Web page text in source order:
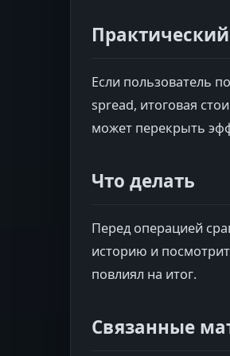
Если пользователь
spread, итоговая
может перекрыть
Что делать
Перед операцией
историю и
повлиял на итог.
Связанные